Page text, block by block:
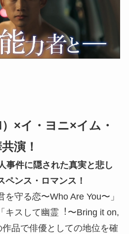
×イ・ヨニ×イム・
演！
事件に隠された真実と悲し
ペンス・ロマンス！
を守る恋〜Who Are You〜」
キスして幽霊︕〜Bring it on,
品で俳優としての地位を確